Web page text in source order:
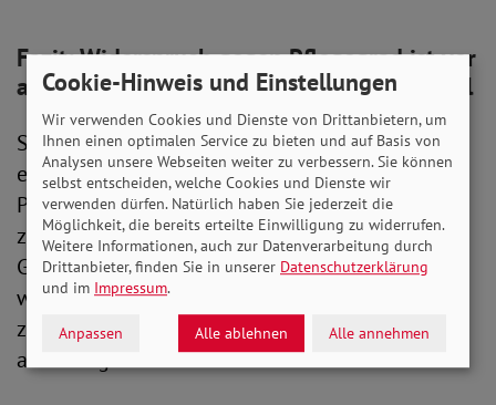
Fazit: Widerspruch gegen Pflegegrad ist vor
allem im Modul „Selbstversorgung“ sinnvoll
Sollten Sie also von Ihrer Pflegeversicherung
einen Bescheid über Ihren beantragten
Pflegegrad erhalten haben, sollten Sie sich
zunächst die Punktevergabe in Modul 4 im
Gutachten des MdK anschauen. Wenn mit nur
wenigen Punkten ein Sprung auf die magische 8
zu erreichen wäre, hat Ihr Widerspruch Aussicht
auf Erfolg.
Cookie-Hinweis und Einstellungen
Wir verwenden Cookies und Dienste von Drittanbietern, um
Ihnen einen optimalen Service zu bieten und auf Basis von
Analysen unsere Webseiten weiter zu verbessern. Sie können
selbst entscheiden, welche Cookies und Dienste wir
verwenden dürfen. Natürlich haben Sie jederzeit die
Möglichkeit, die bereits erteilte Einwilligung zu widerrufen.
Weitere Informationen, auch zur Datenverarbeitung durch
Drittanbieter, finden Sie in unserer Datenschutzerklärung
und im Impressum.
Anpassen Alle ablehnen Alle annehmen